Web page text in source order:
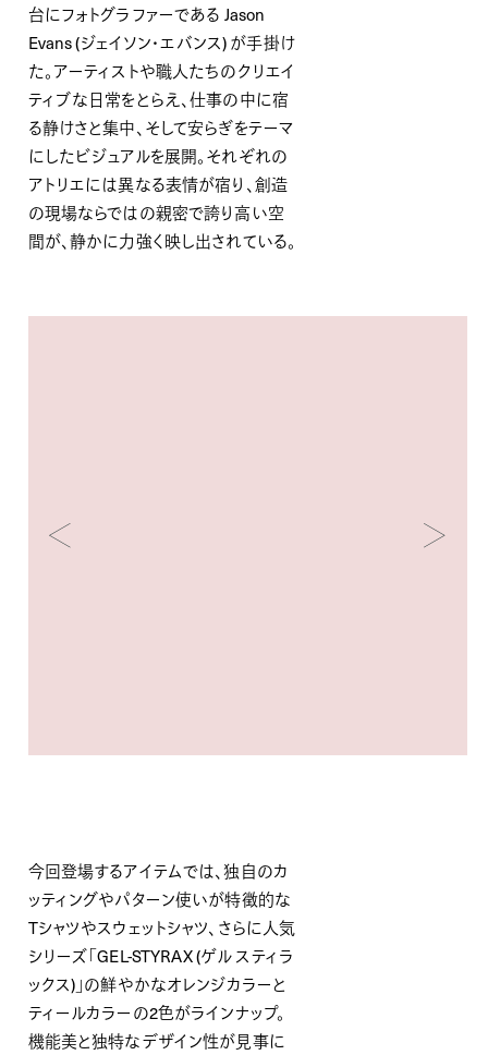
台にフォトグラファーである Jason
Evans (ジェイソン・エバンス) が手掛け
た。アーティストや職人たちのクリエイ
ティブな日常をとらえ、仕事の中に宿
る静けさと集中、そして安らぎをテーマ
にしたビジュアルを展開。それぞれの
アトリエには異なる表情が宿り、創造
の現場ならではの親密で誇り高い空
間が、静かに力強く映し出されている。
今回登場するアイテムでは、独自のカ
ッティングやパターン使いが特徴的な
Tシャツやスウェットシャツ、さらに人気
シリーズ「GEL-STYRAX (ゲル スティラ
ックス)」の鮮やかなオレンジカラーと
ティールカラーの2色がラインナップ。
機能美と独特なデザイン性が見事に